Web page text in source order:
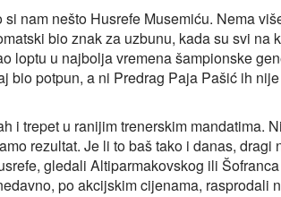
si nam nešto Husrefe Musemiću. Nema
bio znak za uzbunu, kada su svi
loptu u najbolja vremena šampionske
bio potpun, a ni Predrag Paja Pašić ih
i trepet u ranijim trenerskim mandatima.
rezultat. Je li to baš tako i danas,
gledali Altiparmakovskog ili
po akcijskim cijenama, rasprodali